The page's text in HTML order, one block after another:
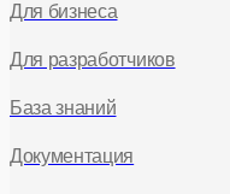
Для бизнеса
Для разработчиков
База знаний
Документация